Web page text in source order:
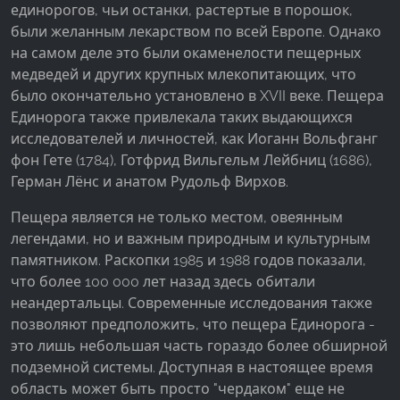
единорогов, чьи останки, растертые в порошок,
были желанным лекарством по всей Европе. Однако
на самом деле это были окаменелости пещерных
медведей и других крупных млекопитающих, что
было окончательно установлено в XVII веке. Пещера
Единорога также привлекала таких выдающихся
исследователей и личностей, как Иоганн Вольфганг
фон Гете (1784), Готфрид Вильгельм Лейбниц (1686),
Герман Лёнс и анатом Рудольф Вирхов.
Пещера является не только местом, овеянным
легендами, но и важным природным и культурным
памятником. Раскопки 1985 и 1988 годов показали,
что более 100 000 лет назад здесь обитали
неандертальцы. Современные исследования также
позволяют предположить, что пещера Единорога -
это лишь небольшая часть гораздо более обширной
подземной системы. Доступная в настоящее время
область может быть просто "чердаком" еще не